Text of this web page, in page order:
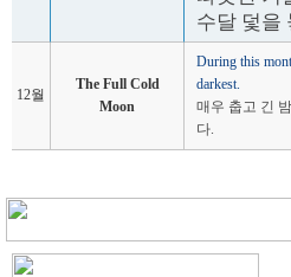
수달 덫을
12월
The Full Cold
Moon
During this
darkest.
매우 춥고 긴
다.